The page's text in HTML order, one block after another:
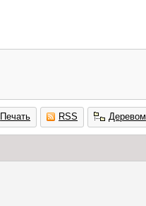
Печать RSS Деревом